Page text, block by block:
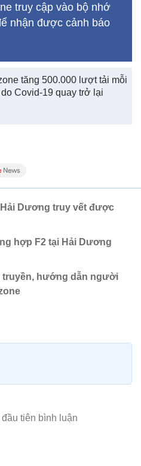
truy cập vào bộ nhớ
nhận được cảnh báo
tăng 500.000 lượt tải mỗi
Covid-19 quay trở lại
Dương truy vết được
hợp F2 tại Hải Dương
truyền, hướng dẫn người